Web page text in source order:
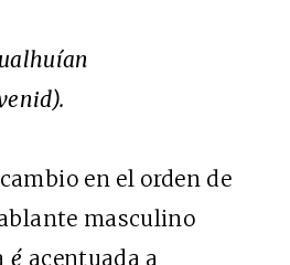
en el orden de
masculino
é acentuada a